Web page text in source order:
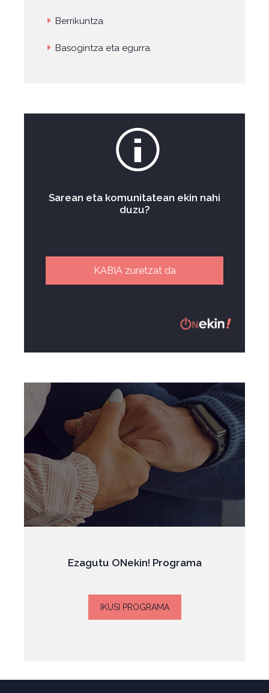
Berrikuntza
Basogintza eta egurra
Sarean eta komunitatean ekin nahi
duzu?
KABIA zuretzat da
Ezagutu ONekin! Programa
IKUSI PROGRAMA